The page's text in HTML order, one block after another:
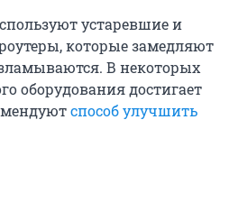
устаревшие и
которые замедляют
В некоторых
оборудования достигает
способ улучшить